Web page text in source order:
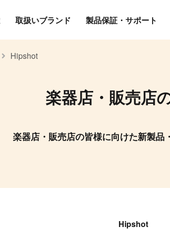
取扱いブランド 製品保証・サポート
Hipshot
楽器店・販売店
楽器店・販売店の皆様に向けた新製品
Hipshot